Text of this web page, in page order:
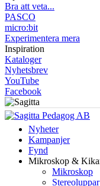
Bra att veta...
PASCO
micro:bit
Experimentera mera
Inspiration
Kataloger
Nyhetsbrev
YouTube
Facebook
Nyheter
Kampanjer
Fynd
Mikroskop &
Mikroskop
Stereoluppar